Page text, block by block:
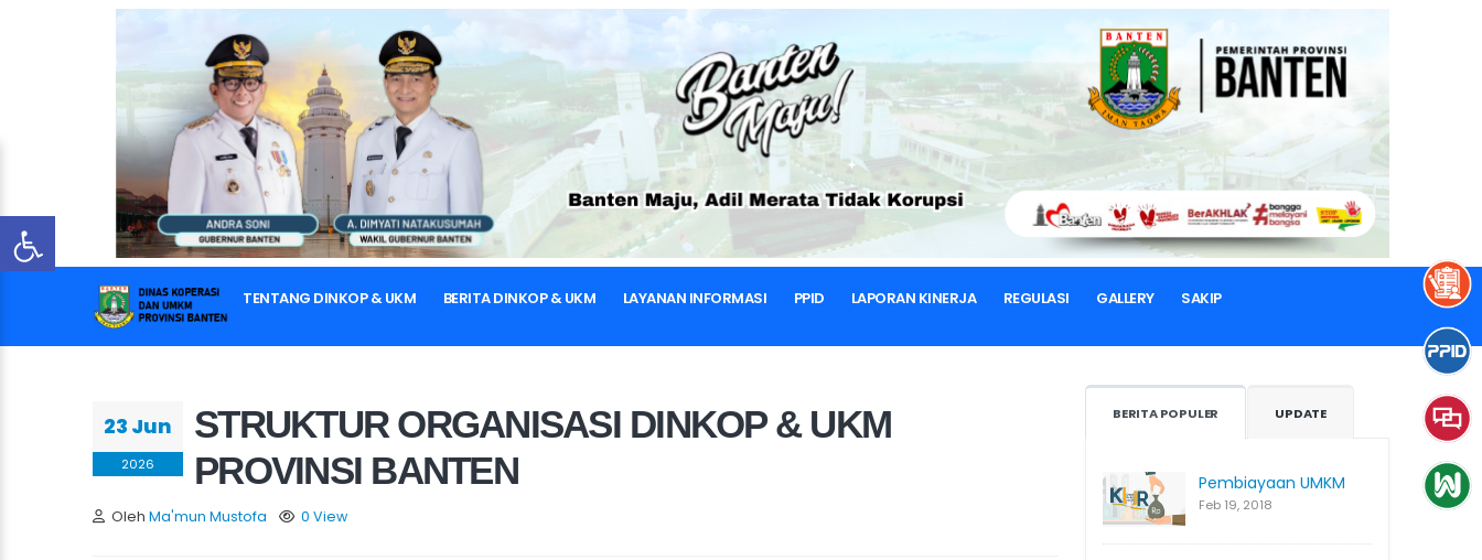
TENTANG DINKOP & UKM BERITA DINKOP & UKM LAYANAN INFORMASI PPID LAPORAN KINERJA REGULASI GALLERY SAKIP
STRUKTUR ORGANISASI DINKOP & UKM PROVINSI BANTEN
TENTANG DINKOP & UKM
BERANDA STRUKTUR ORGANISASI
23 Jun
2026
STRUKTUR ORGANISASI DINKOP & UKM
PROVINSI BANTEN
Oleh Ma'mun Mustofa 0 View
BERITA POPULER UPDATE
Pembiayaan UMKM
Feb 19, 2018